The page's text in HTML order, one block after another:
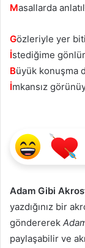
Masallarda
Gözleriyle yer
İstediğime
Büyük konuşma
İmkansız
Adam Gibi
yazdığınız bir
göndererek
paylaşabilir ve